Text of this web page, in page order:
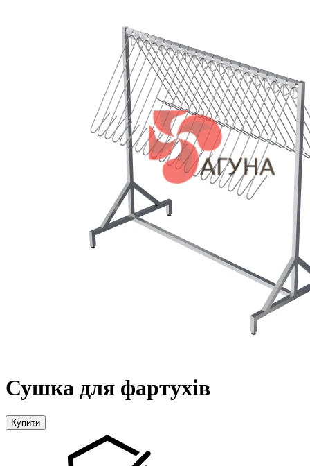
Сушка для фартухів
Купити